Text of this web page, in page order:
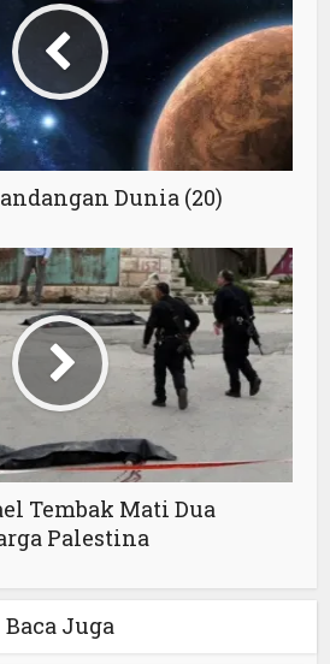
Dunia (20)
Tembak Mati Dua
Palestina
Baca Juga